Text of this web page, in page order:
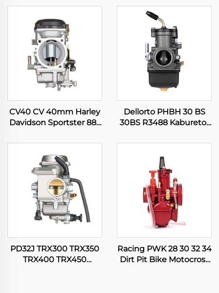
CV40 CV 40mm Harley
Davidson Sportster 883
Kaburetor ng Motor na
Pangkarera
Dellorto PHBH 30 BS
30BS R3488 Kaburetor
Bike Scooter Engine
PD32J TRX300 TRX350
TRX400 TRX450
Racing PWK 28 30 32 34
Dirt Pit Bike Motocross